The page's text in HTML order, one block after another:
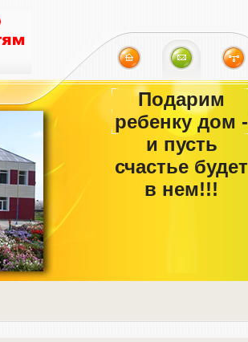
Подарим
ребенку дом -
и пусть
счастье будет
в нем!!!